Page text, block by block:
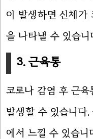
이 발생하면 신체가
을 나타낼 수 있습니
3. 근육통
코로나 감염 후 근육
발생할 수 있습니다.
에서 느낄 수 있습